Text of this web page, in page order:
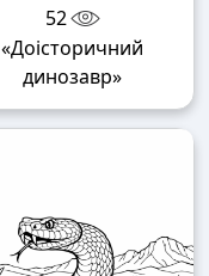
52
«Доісторичний
динозавр»